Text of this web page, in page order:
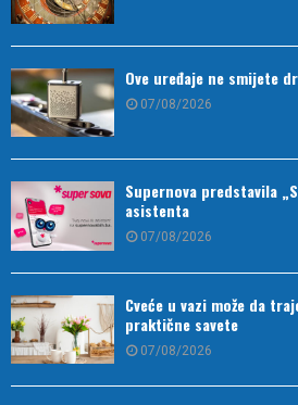
Ove uređaje ne smijete
07/08/2026
Supernova predstavila
asistenta
07/08/2026
Cveće u vazi može da
praktične savete
07/08/2026